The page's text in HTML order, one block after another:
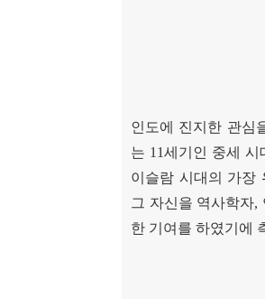
인도에 진지한 관심
는 11세기인 중세 시
이슬람 시대의 가장
그 자신을 역사학자,
한 기여를 하였기에